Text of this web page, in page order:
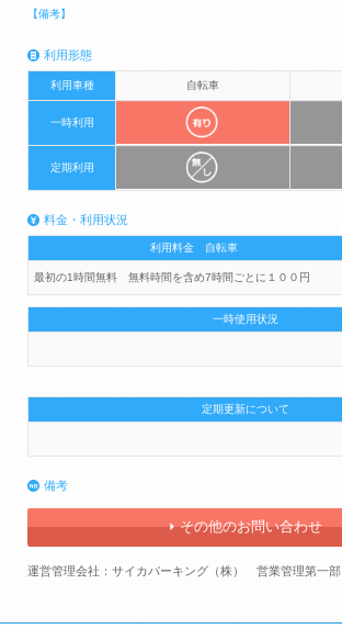
【備考】
利用形態
利用車種 自転車
一時利用
定期利用
料金・利用状況
利用料金 自転車
最初の1時間無料 無料時間を含め7時間ごとに１００円
一時使用状況
定期更新について
備考
その他のお問い合わせ
運営管理会社：サイカパーキング（株） 営業管理第一部